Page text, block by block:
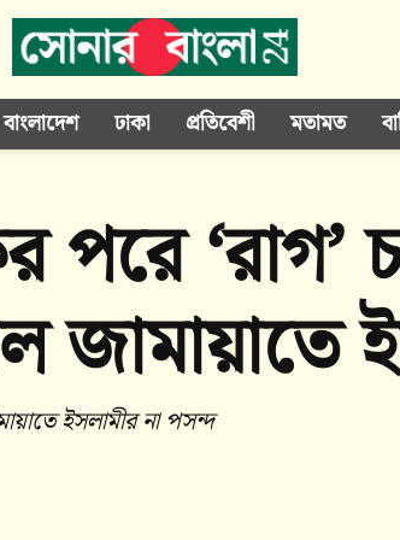
বাংলাদেশ ঢাকা প্রতিবেশী মতামত
‘রাগ’
জামায়াতে
ইসলামীর না পসন্দ